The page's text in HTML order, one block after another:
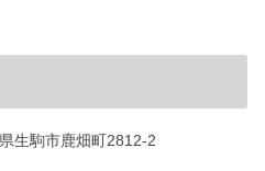
生駒市鹿畑町2812-2